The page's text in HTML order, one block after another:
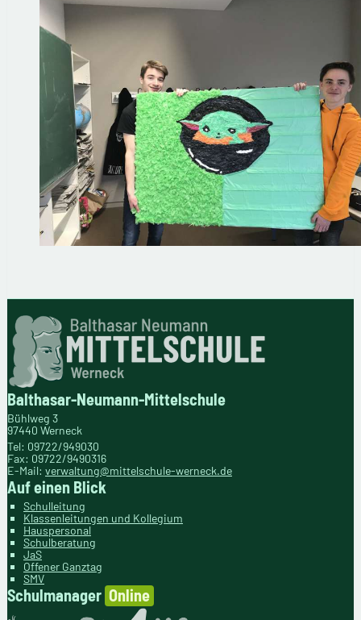
Balthasar-Neumann-Mittelschule
Bühlweg 3
97440 Werneck
Tel: 09722/949030
Fax: 09722/9490316
E-Mail: verwaltung@mittelschule-werneck.de
Auf einen Blick
Schulleitung
Klassenleitungen und Kollegium
Hauspersonal
Schulberatung
JaS
Offener Ganztag
SMV
Schulmanager Online